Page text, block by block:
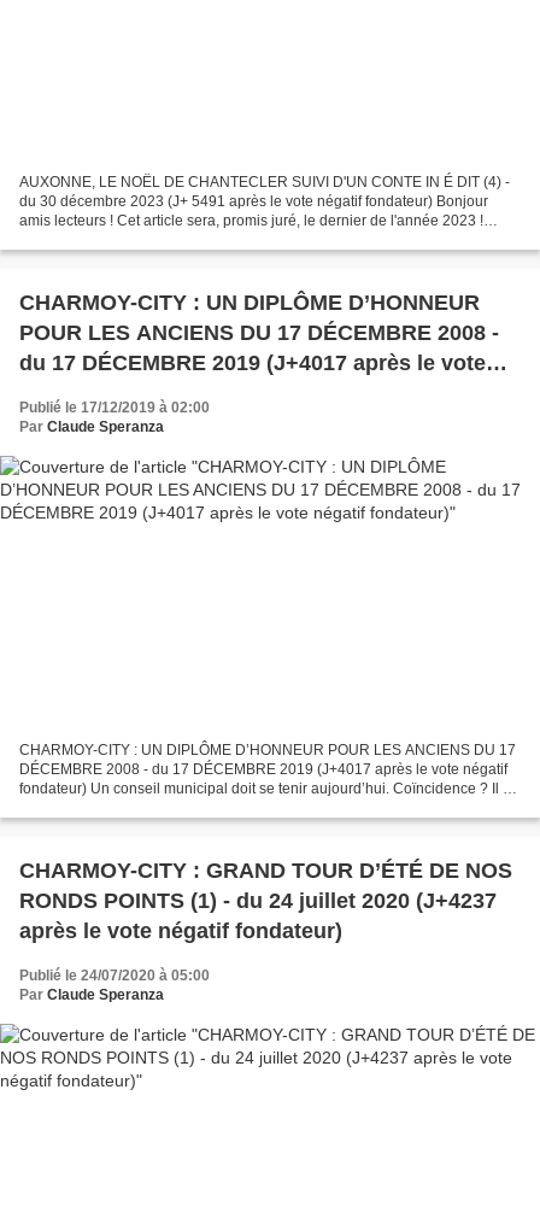
AUXONNE, LE NOËL DE CHANTECLER SUIVI D'UN CONTE IN É DIT (4) -
du 30 décembre 2023 (J+ 5491 après le vote négatif fondateur) Bonjour
amis lecteurs ! Cet article sera, promis juré, le dernier de l'année 2023 !
CHARMOY-CITY : UN DIPLÔME D’HONNEUR
POUR LES ANCIENS DU 17 DÉCEMBRE 2008 -
du 17 DÉCEMBRE 2019 (J+4017 après le vote
négatif fondateur)
Publié le 17/12/2019 à 02:00
Par Claude Speranza
CHARMOY-CITY : UN DIPLÔME D’HONNEUR POUR LES ANCIENS DU 17
DÉCEMBRE 2008 - du 17 DÉCEMBRE 2019 (J+4017 après le vote négatif
fondateur) Un conseil municipal doit se tenir aujourd’hui. Coïncidence ? Il se
CHARMOY-CITY : GRAND TOUR D’ÉTÉ DE NOS
RONDS POINTS (1) - du 24 juillet 2020 (J+4237
après le vote négatif fondateur)
Publié le 24/07/2020 à 05:00
Par Claude Speranza